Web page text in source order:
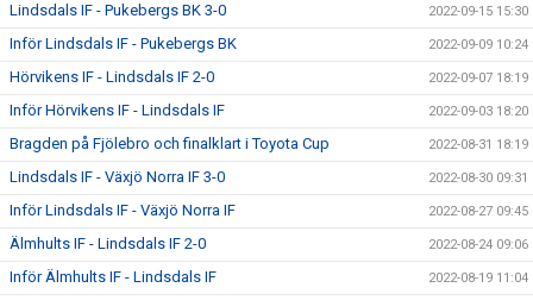
Lindsdals IF - Pukebergs BK 3-0 2022-09-15 15:30
Inför Lindsdals IF - Pukebergs BK 2022-09-09 10:24
Hörvikens IF - Lindsdals IF 2-0 2022-09-07 18:19
Inför Hörvikens IF - Lindsdals IF 2022-09-03 18:20
Bragden på Fjölebro och finalklart i Toyota Cup 2022-08-31 18:19
Lindsdals IF - Växjö Norra IF 3-0 2022-08-30 09:31
Inför Lindsdals IF - Växjö Norra IF 2022-08-27 09:45
Älmhults IF - Lindsdals IF 2-0 2022-08-24 09:06
Inför Älmhults IF - Lindsdals IF 2022-08-19 11:04